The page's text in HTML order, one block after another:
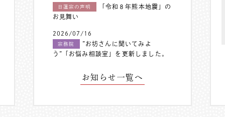
日蓮宗の声明
「令和８年熊本地震」の
お見舞い
2026/07/16
宗務院
”お坊さんに聞いてみよ
う”「お悩み相談室」を更新しました。
お知らせ一覧へ